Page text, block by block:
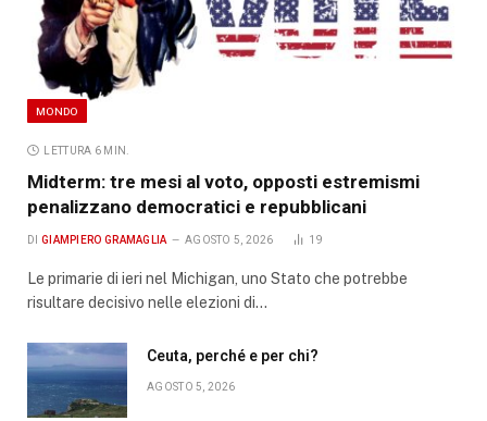
MONDO
LETTURA 6 MIN.
Midterm: tre mesi al voto, opposti estremismi
penalizzano democratici e repubblicani
DI GIAMPIERO GRAMAGLIA AGOSTO 5, 2026 19
Le primarie di ieri nel Michigan, uno Stato che potrebbe
risultare decisivo nelle elezioni di…
Ceuta, perché e per chi?
AGOSTO 5, 2026